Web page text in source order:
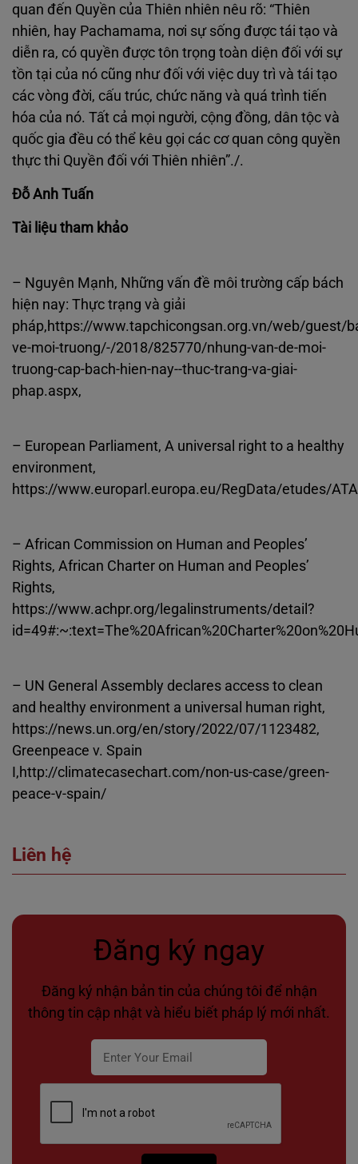
quan đến Quyền của Thiên nhiên nêu rõ: “Thiên
nhiên, hay Pachamama, nơi sự sống được tái tạo và
diễn ra, có quyền được tôn trọng toàn diện đối với sự
tồn tại của nó cũng như đối với việc duy trì và tái tạo
các vòng đời, cấu trúc, chức năng và quá trình tiến
hóa của nó. Tất cả mọi người, cộng đồng, dân tộc và
quốc gia đều có thể kêu gọi các cơ quan công quyền
thực thi Quyền đối với Thiên nhiên”./.
Đỗ Anh Tuấn
Tài liệu tham khảo
– Nguyên Mạnh, Những vấn đề môi trường cấp bách
hiện nay: Thực trạng và giải
pháp,https://www.tapchicongsan.org.vn/web/guest/
ve‐moi‐truong/‐/2018/825770/nhung‐van‐de‐moi‐
truong‐cap‐bach‐hien‐nay‐‐thuc‐trang‐va‐giai‐
phap.aspx,
– European Parliament, A universal right to a healthy
environment,
https://www.europarl.europa.eu/RegData/etudes/
– African Commission on Human and Peoples’
Rights, African Charter on Human and Peoples’
Rights,
https://www.achpr.org/legalinstruments/detail?
– UN General Assembly declares access to clean
and healthy environment a universal human right,
https://news.un.org/en/story/2022/07/1123482,
Greenpeace v. Spain
I,http://climatecasechart.com/non‐us‐case/green‐
peace‐v‐spain/
Liên hệ
Đăng ký ngay
Đăng ký nhận bản tin của chúng tôi để nhận
thông tin cập nhật và hiểu biết pháp lý mới nhất.